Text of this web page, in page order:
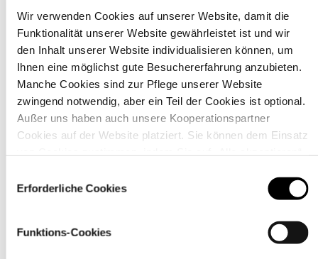
Wir verwenden Cookies auf unserer Website, damit die
Funktionalität unserer Website gewährleistet ist und wir
den Inhalt unserer Website individualisieren können, um
Ihnen eine möglichst gute Besuchererfahrung anzubieten.
Manche Cookies sind zur Pflege unserer Website
zwingend notwendig, aber ein Teil der Cookies ist optional.
Außer uns haben auch unsere Kooperationspartner
Cookies auf der Website platziert. Sie können dem Einsatz
über den Link „Cookie-Einstellungen
Erforderliche Cookies
Funktions-Cookies
Material